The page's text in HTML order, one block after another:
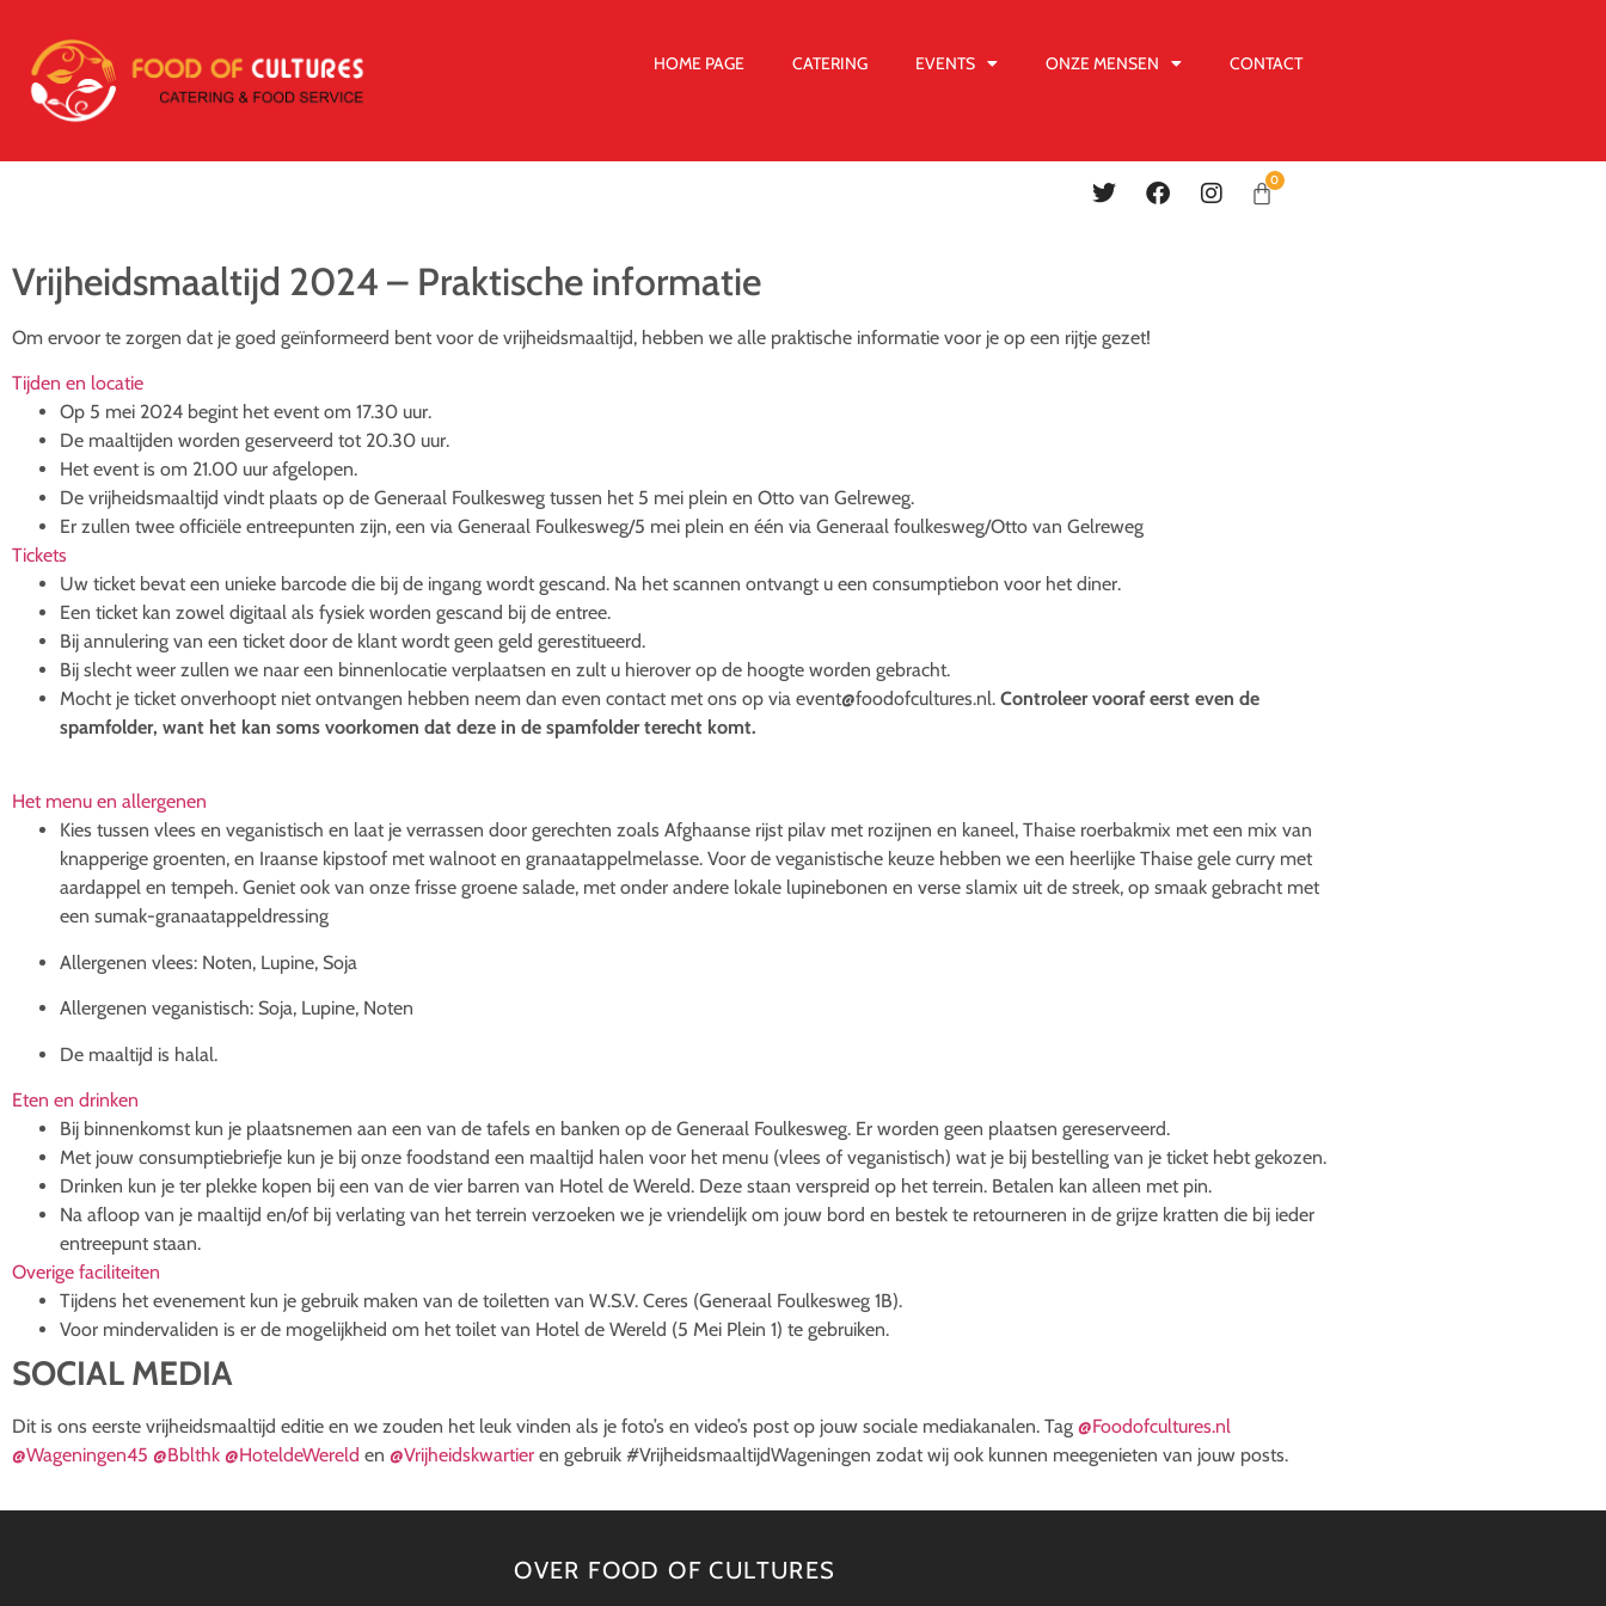
HOME PAGE CATERING EVENTS ONZE MENSEN CONTACT
0
Vrijheidsmaaltijd 2024 – Praktische informatie
Om ervoor te zorgen dat je goed geïnformeerd bent voor de vrijheidsmaaltijd, hebben we alle praktische informatie voor je op een rijtje gezet!
Tijden en locatie
Op 5 mei 2024 begint het event om 17.30 uur.
De maaltijden worden geserveerd tot 20.30 uur.
Het event is om 21.00 uur afgelopen.
De vrijheidsmaaltijd vindt plaats op de Generaal Foulkesweg tussen het 5 mei plein en Otto van Gelreweg.
Er zullen twee officiële entreepunten zijn, een via Generaal Foulkesweg/5 mei plein en één via Generaal foulkesweg/Otto van Gelreweg
Tickets
Uw ticket bevat een unieke barcode die bij de ingang wordt gescand. Na het scannen ontvangt u een consumptiebon voor het diner.
Een ticket kan zowel digitaal als fysiek worden gescand bij de entree.
Bij annulering van een ticket door de klant wordt geen geld gerestitueerd.
Bij slecht weer zullen we naar een binnenlocatie verplaatsen en zult u hierover op de hoogte worden gebracht.
Mocht je ticket onverhoopt niet ontvangen hebben neem dan even contact met ons op via event@foodofcultures.nl. Controleer vooraf eerst even de
spamfolder, want het kan soms voorkomen dat deze in de spamfolder terecht komt.
Het menu en allergenen
Kies tussen vlees en veganistisch en laat je verrassen door gerechten zoals Afghaanse rijst pilav met rozijnen en kaneel, Thaise roerbakmix met een mix van
knapperige groenten, en Iraanse kipstoof met walnoot en granaatappelmelasse. Voor de veganistische keuze hebben we een heerlijke Thaise gele curry met
aardappel en tempeh. Geniet ook van onze frisse groene salade, met onder andere lokale lupinebonen en verse slamix uit de streek, op smaak gebracht met
een sumak-granaatappeldressing
Allergenen vlees: Noten, Lupine, Soja
Allergenen veganistisch: Soja, Lupine, Noten
De maaltijd is halal.
Eten en drinken
Bij binnenkomst kun je plaatsnemen aan een van de tafels en banken op de Generaal Foulkesweg. Er worden geen plaatsen gereserveerd.
Met jouw consumptiebriefje kun je bij onze foodstand een maaltijd halen voor het menu (vlees of veganistisch) wat je bij bestelling van je ticket hebt gekozen.
Drinken kun je ter plekke kopen bij een van de vier barren van Hotel de Wereld. Deze staan verspreid op het terrein. Betalen kan alleen met pin.
Na afloop van je maaltijd en/of bij verlating van het terrein verzoeken we je vriendelijk om jouw bord en bestek te retourneren in de grijze kratten die bij ieder
entreepunt staan.
Overige faciliteiten
Tijdens het evenement kun je gebruik maken van de toiletten van W.S.V. Ceres (Generaal Foulkesweg 1B).
Voor mindervaliden is er de mogelijkheid om het toilet van Hotel de Wereld (5 Mei Plein 1) te gebruiken.
SOCIAL MEDIA
Dit is ons eerste vrijheidsmaaltijd editie en we zouden het leuk vinden als je foto’s en video’s post op jouw sociale mediakanalen. Tag @Foodofcultures.nl
@Wageningen45 @Bblthk @HoteldeWereld en @Vrijheidskwartier en gebruik #VrijheidsmaaltijdWageningen zodat wij ook kunnen meegenieten van jouw posts.
OVER FOOD OF CULTURES